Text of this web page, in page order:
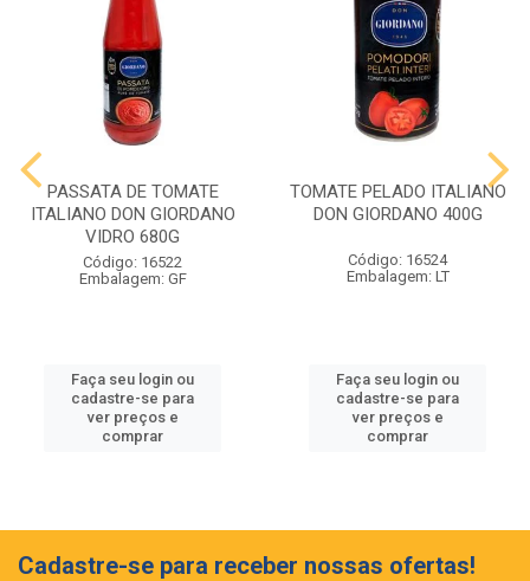
PASSATA DE TOMATE
ITALIANO DON GIORDANO
VIDRO 680G
Código: 16522
Embalagem: GF
Faça seu login ou
cadastre-se para
ver preços e
comprar
TOMATE PELADO ITALIANO
DON GIORDANO 400G
Código: 16524
Embalagem: LT
Faça seu login ou
cadastre-se para
ver preços e
comprar
Cadastre-se para receber nossas ofertas!